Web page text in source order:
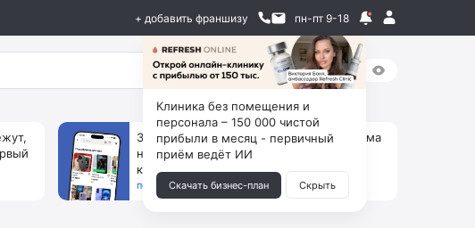
+ добавить франшизу пн-пт 9-18
За 90 тыс. открой магазин на Авито, дома
ни коробок, ни товара, ни склада, зато
каждый месяц +125 тыс. чистыми
получить бизнес-план ↓
Клиника без помещения и
персонала – 150 000 чистой
прибыли в месяц - первичный
приём ведёт ИИ
Скачать бизнес-план Скрыть